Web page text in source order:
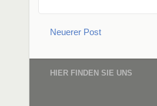
Neuerer Post
HIER FINDEN SIE UNS